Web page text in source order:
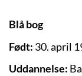
Blå bog
Født: 30. april
Uddannelse: